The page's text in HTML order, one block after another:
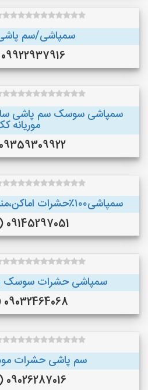
سمپاشی/سم
09922937916 (ایلام)
سمپاشی سوسک سم پاشی
موریانه
09359309922 (کرج)
سمپاشی۱۰۰٪حشرات اماکن،منازل سم پاشی مجوزدار
09145297051 (اردبیل )
سمپاشی حشرات سوسک
09032464068 (ارومیه)
سم پاشی حشرات
09026287016 (ارومیه)